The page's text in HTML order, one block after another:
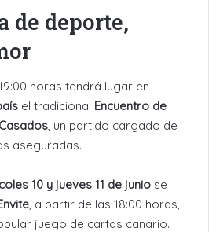
de deporte,
horas tendrá lugar en
el tradicional Encuentro de
, un partido cargado de
aseguradas.
10 y jueves 11 de junio se
, a partir de las 18:00 horas,
juego de cartas canario.